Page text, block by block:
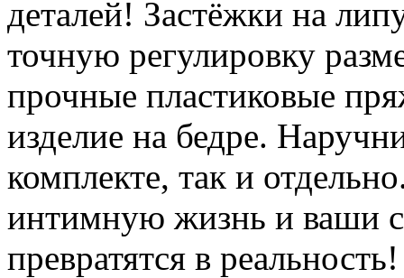
деталей! Застёжки на
точную регулировку
прочные пластиковые
изделие на бедре.
комплекте, так и
интимную жизнь и ваши
превратятся в